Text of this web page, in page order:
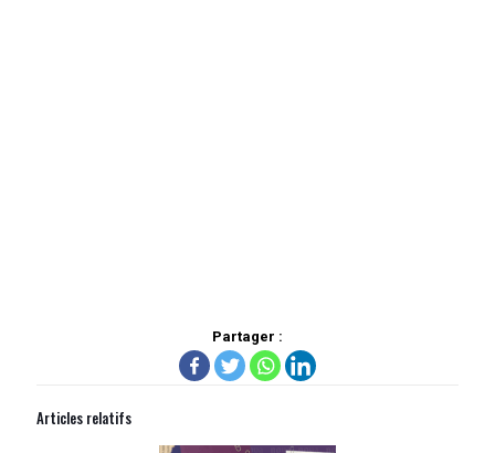
Partager :
Articles relatifs